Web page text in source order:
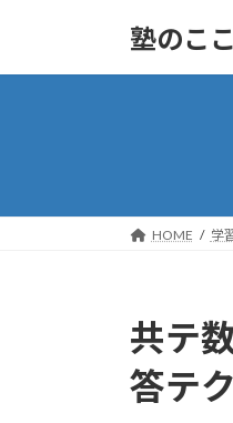
塾のこ
HOME 学
共テ
答テ